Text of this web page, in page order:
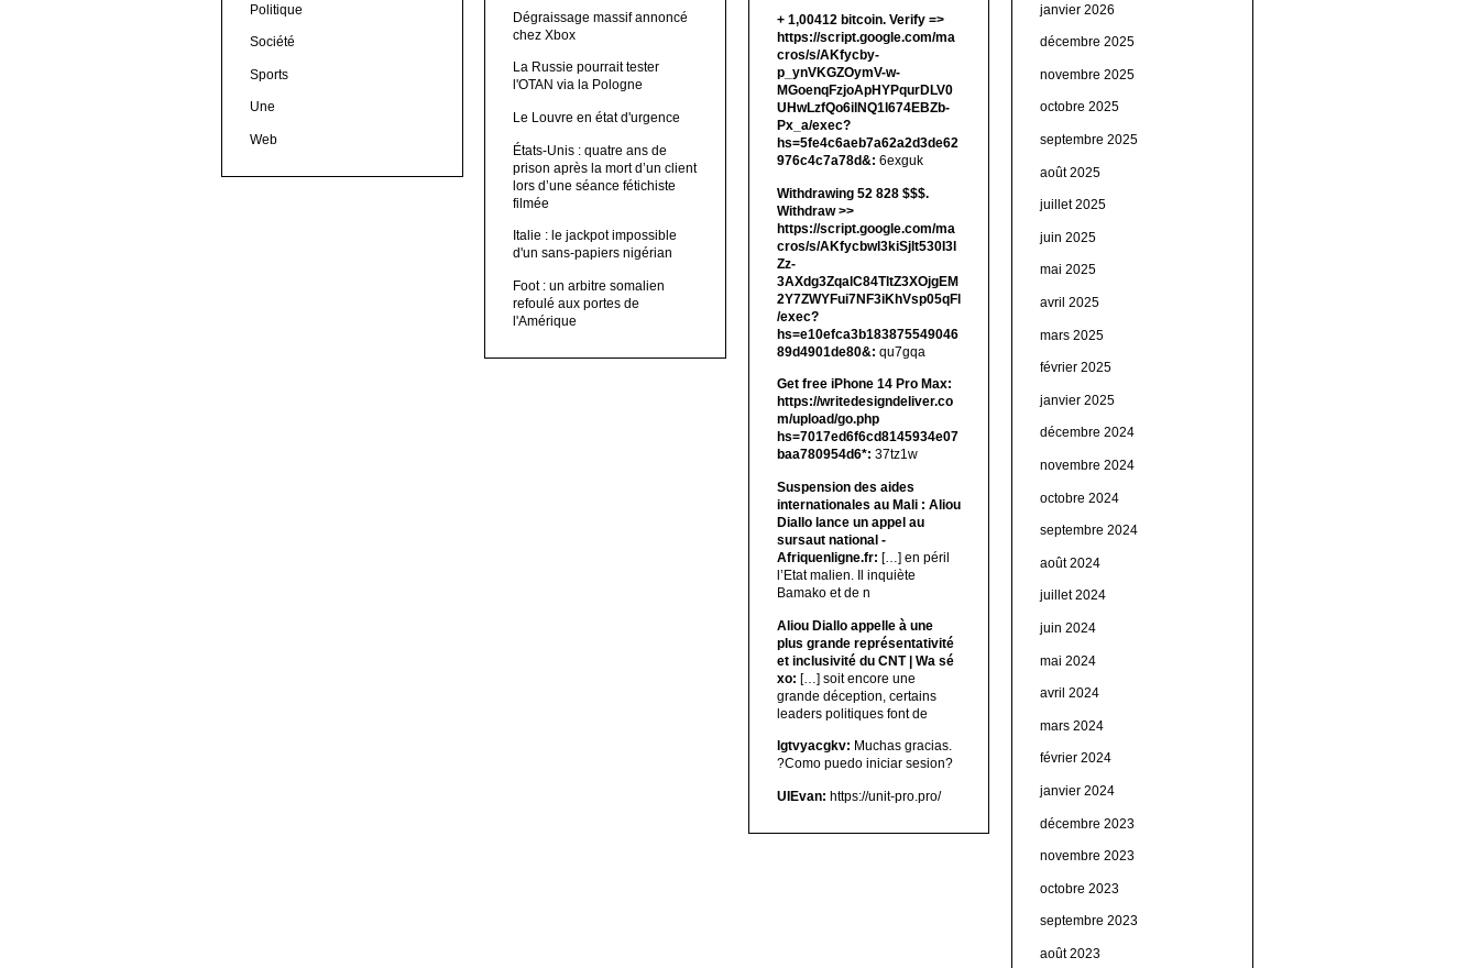
Politique
Société
Sports
Une
Web
Dégraissage massif annoncé
chez Xbox
La Russie pourrait tester
l'OTAN via la Pologne
Le Louvre en état d'urgence
États-Unis : quatre ans de
prison après la mort d’un client
lors d’une séance fétichiste
filmée
Italie : le jackpot impossible
d'un sans-papiers nigérian
Foot : un arbitre somalien
refoulé aux portes de
l'Amérique
+ 1,00412 bitсоin. Verify =>
https://script.google.com/ma
cros/s/AKfycby-
p_ynVKGZOymV-w-
MGoenqFzjoApHYPqurDLV0
UHwLzfQo6ilNQ1l674EBZb-
Px_a/exec?
hs=5fe4c6aeb7a62a2d3de62
976c4c7a78d&: 6exguk
Withdrawing 52 828 $$$.
Withdrаw >>
https://script.google.com/ma
cros/s/AKfycbwl3kiSjlt530I3l
Zz-
3AXdg3ZqalC84TltZ3XOjgEM
2Y7ZWYFui7NF3iKhVsp05qFl
/exec?
hs=e10efca3b183875549046
89d4901de80&: qu7gqa
Get free iPhone 14 Pro Max:
https://writedesigndeliver.co
m/upload/go.php
hs=7017ed6f6cd8145934e07
baa780954d6*: 37tz1w
Suspension des aides
internationales au Mali : Aliou
Diallo lance un appel au
sursaut national -
Afriquenligne.fr: […] en péril
l’Etat malien. Il inquiète
Bamako et de n
Aliou Diallo appelle à une
plus grande représentativité
et inclusivité du CNT | Wa sé
xo: […] soit encore une
grande déception, certains
leaders politiques font de
lgtvyacgkv: Muchas gracias.
?Como puedo iniciar sesion?
UIEvan: https://unit-pro.pro/
janvier 2026
décembre 2025
novembre 2025
octobre 2025
septembre 2025
août 2025
juillet 2025
juin 2025
mai 2025
avril 2025
mars 2025
février 2025
janvier 2025
décembre 2024
novembre 2024
octobre 2024
septembre 2024
août 2024
juillet 2024
juin 2024
mai 2024
avril 2024
mars 2024
février 2024
janvier 2024
décembre 2023
novembre 2023
octobre 2023
septembre 2023
août 2023